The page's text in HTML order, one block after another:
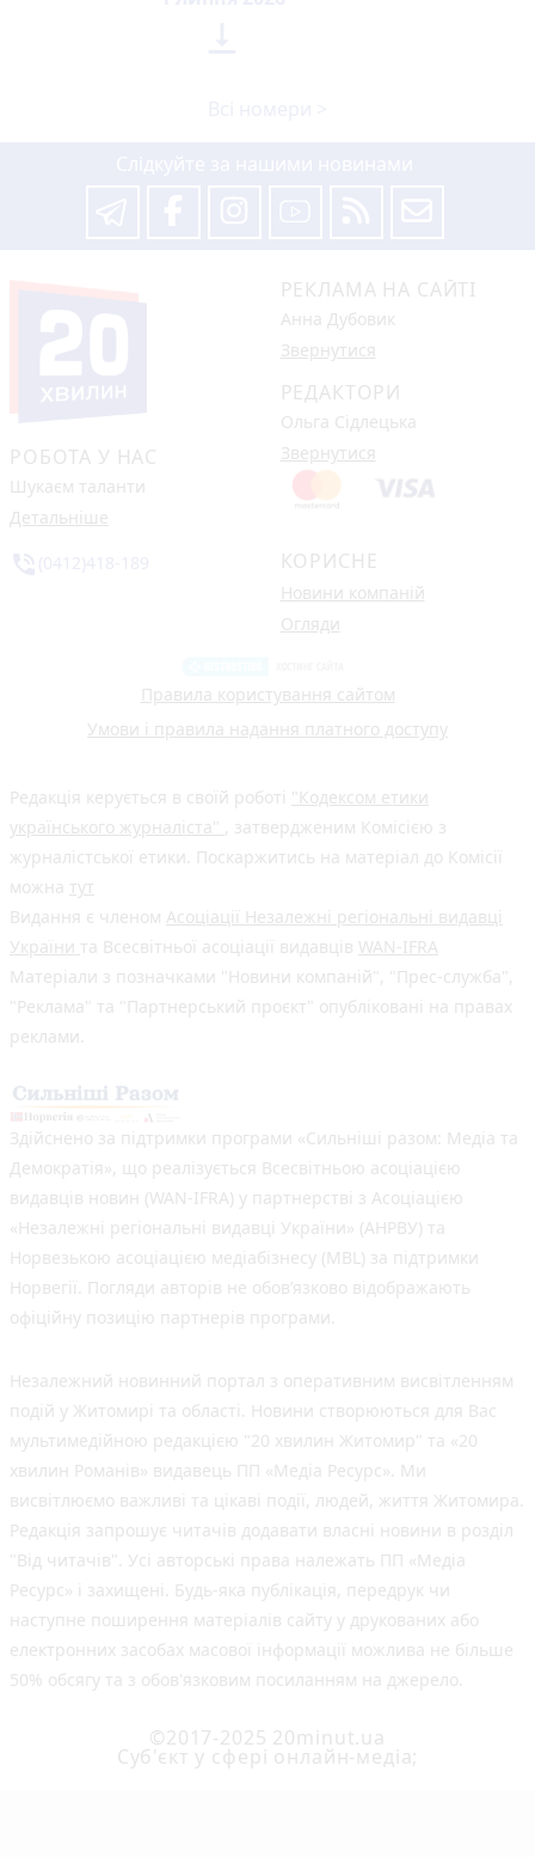
РОБОТА У НАС
Шукаєм таланти
Детальніше
РЕКЛАМА НА САЙТІ
Анна Дубовик
Звернутися
РЕДАКТОРИ
Ольга Сідлецька
Звернутися
КОРИСНЕ
Новини компаній
Огляди
Правила користування сайтом
Умови і правила надання платного доступу
Редакція керується в своїй роботі "Кодексом етики
українського журналіста" , затвердженим Комісією з
журналістської етики. Поскаржитись на матеріал до Комісії
можна тут
Видання є членом Асоціації Незалежні регіональні видавці
України та Всесвітньої асоціації видавців WAN-IFRA
Матеріали з позначками "Новини компаній", "Прес-служба",
"Реклама" та "Партнерський проєкт" опубліковані на правах
реклами.
Здійснено за підтримки програми «Сильніші разом: Медіа та
Демократія», що реалізується Всесвітньою асоціацією
видавців новин (WAN-IFRA) у партнерстві з Асоціацією
«Незалежні регіональні видавці України» (АНРВУ) та
Норвезькою асоціацією медіабізнесу (MBL) за підтримки
Норвегії. Погляди авторів не обов’язково відображають
офіційну позицію партнерів програми.
Незалежний новинний портал з оперативним висвітленням
подій у Житомирі та області. Новини створюються для Вас
мультимедійною редакцією "20 хвилин Житомир" та «20
хвилин Романів» видавець ПП «Медіа Ресурс». Ми
висвітлюємо важливі та цікаві події, людей, життя Житомира.
Редакція запрошує читачів додавати власні новини в розділ
"Від читачів". Усі авторські права належать ПП «Медіа
Ресурс» і захищені. Будь-яка публiкацiя, передрук чи
наступне поширення матеріалів сайту у друкованих або
електронних засобах масової інформації можлива не більше
50% обсягу та з обов'язковим посиланням на джерело.
©2017-2025 20minut.ua
Cуб'єкт у сфері онлайн-медіа;